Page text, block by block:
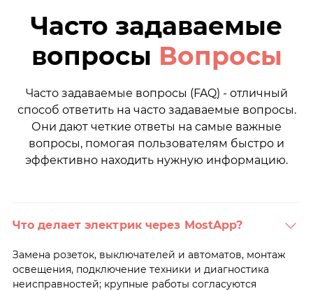
Часто задаваемые
вопросы Вопросы
Часто задаваемые вопросы (FAQ) - отличный
способ ответить на часто задаваемые вопросы.
Они дают четкие ответы на самые важные
вопросы, помогая пользователям быстро и
эффективно находить нужную информацию.
Что делает электрик через MostApp?
Замена розеток, выключателей и автоматов, монтаж
освещения, подключение техники и диагностика
неисправностей; крупные работы согласуются